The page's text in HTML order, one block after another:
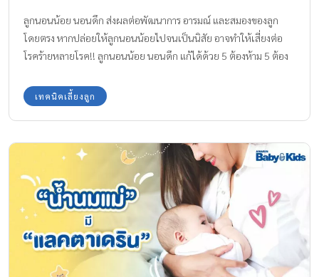
ลูกนอนน้อย นอนดึก ส่งผลต่อพัฒนาการ อารมณ์ และสมองของลูก
โดยตรง หากปล่อยให้ลูกนอนน้อยไปจนเป็นนิสัย อาจทำให้เสี่ยงต่อ
โรคร้ายหลายโรค!! ลูกนอนน้อย นอนดึก แก้ได้ด้วย 5 ต้องห้าม 5 ต้อง
พอ ก็จะช่วยทำให้ร่างกายได้พักผ่อนได้อย่างเต็มที่ สร้างภูมิต้านทาน
โรค สดชื่นแจ่มใสอารมณ์ดี มีความกระฉับกระเฉง ร่าเริง จดจำสิ่งต่าง ๆ
จะมีปัญหาเรื่องพัฒนาการและพฤติกรรม ดังนั้นการนอนเป็นเรื่อง
สำคัญของคนทุกคนและควรสนับสนุนให้เด็ก ๆ นอนให้เพียงพอ การ
นอนหลับของเด็กเป็นเรื่องที่ทำให้คุณพ่อคุณแม่สับสน เพราะการนอน
ของเด็กแต่ละช่วงวัยมีความแตกต่างกัน อีกทั้งในช่วงทารก จะมีภาวะ
หลับตื่นสลับกันไปตลอดทั้งวันและทั้งคืน ทำให้ไม่แน่ใจว่าที่ลูกนอน
หลับไปนั้น เพียงพอต่อความต้องการของร่างกายหรือยัง ลูกของคุณควร
นอนวันละกี่ชั่วโมงกันแน่ เด็กแต่ละวัย …. นอนแตกต่างกันอย่างไร? วัย
ทารก วัยนี้จะมีภาวะหลับตื่นสลับกันไปตลอดทั้งวัน แต่เมื่ออายุได้
เทคนิคเลี้ยงลูก